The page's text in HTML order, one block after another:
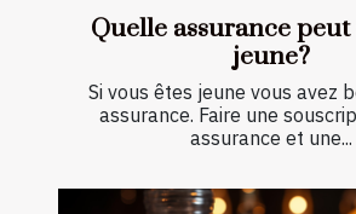
Quelle assurance
jeune?
Si vous êtes jeune vous avez
assurance. Faire une
assurance et une...